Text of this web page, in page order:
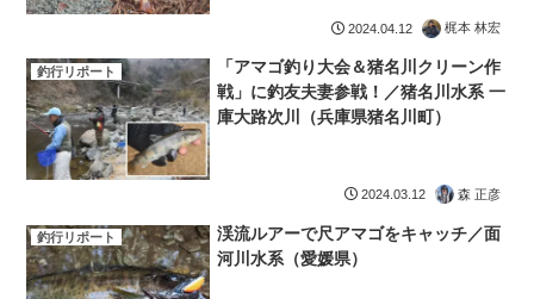
2024.04.12 梶本 林宏
釣行リポート
「アマゴ釣り大会＆猪名川クリーン作
戦」に釣友夫妻参戦！／猪名川水系 一
庫大路次川（兵庫県猪名川町）
2024.03.12 森 正彦
釣行リポート
渓流ルアーで尺アマゴをキャッチ／面
河川水系（愛媛県）